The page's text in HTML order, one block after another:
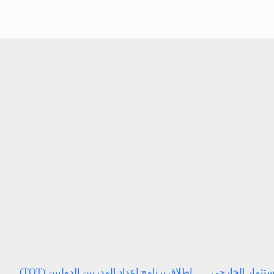
الخارجي إطلاق برنامج إعداد المدربين الدوليين (TOT)